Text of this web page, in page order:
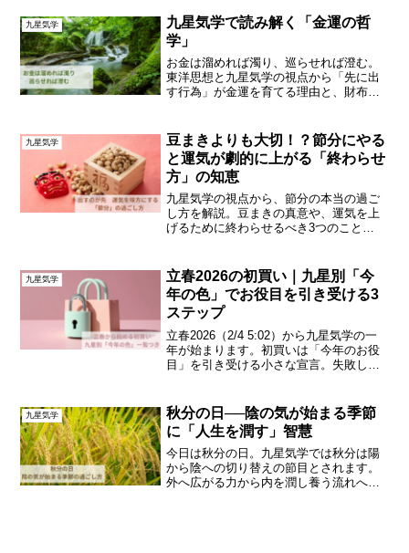
時代に方位学や暦と結びついて一般的に
も広まりました。「占いの...
九星気学
九星気学で読み解く「金運の哲
学」
お金は溜めれば濁り、巡らせれば澄む。
東洋思想と九星気学の視点から「先に出
す行為」が金運を育てる理由と、財布で
九星気学
豆まきよりも大切！？節分にやる
と運気が劇的に上がる「終わらせ
方」の知恵
九星気学の視点から、節分の本当の過ご
し方を解説。豆まきの真意や、運気を上
げるために終わらせるべき3つのこと
く迎えるための保存版ガイドです。
九星気学
立春2026の初買い｜九星別「今
年の色」でお役目を引き受ける3
ステップ
立春2026（2/4 5:02）から九星気学の一
年が始まります。初買いは「今年のお役
目」を引き受ける小さな宣言。失敗しな
九星気学
秋分の日──陰の気が始まる季節
に「人生を潤す」智慧
今日は秋分の日。九星気学では秋分は陽
から陰への切り替えの節目とされます。
外へ広がる力から内を潤し養う流れへ。